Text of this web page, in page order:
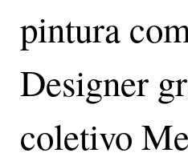
pintura
Designer
coletivo